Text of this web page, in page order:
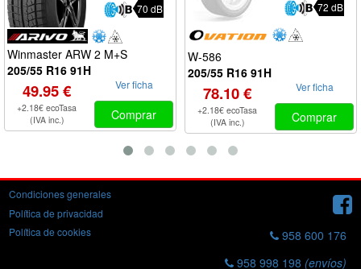
70 dB
Winmaster ARW 2 M+S
205/55 R16 91H
49.95 €
+2.18€ ecoTasa
(IVA inc.)
Ver ficha
Comprar
72 dB
W-586
205/55 R16 91H
78.10 €
+2.18€ ecoTasa
(IVA inc.)
Ver ficha
Comprar
Condiciones generales
Política de privacidad
Política de cookies
958 600 176
958 998 198 (envíos)